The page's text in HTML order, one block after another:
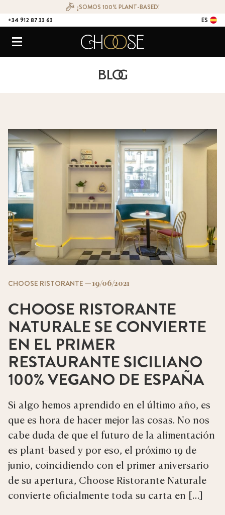
¡SOMOS 100% PLANT-BASED!
+34 912 87 33 63
ES
Menú Choose Ristorante Naturale
Blog
CHOOSE RISTORANTE —19/06/2021
CHOOSE RISTORANTE
NATURALE SE CONVIERTE
EN EL PRIMER
RESTAURANTE SICILIANO
100% VEGANO DE ESPAÑA
Si algo hemos aprendido en el último año, es
que es hora de hacer mejor las cosas. No nos
cabe duda de que el futuro de la alimentación
es plant-based y por eso, el próximo 19 de
junio, coincidiendo con el primer aniversario
de su apertura, Choose Ristorante Naturale
convierte oficialmente toda su carta en […]